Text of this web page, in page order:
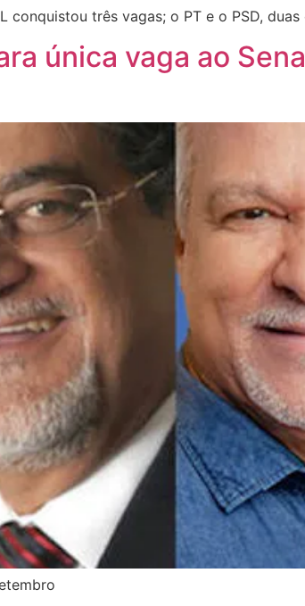
conquistou três vagas; o PT e o PSD, duas
única vaga ao